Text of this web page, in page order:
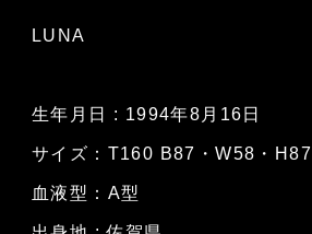
LUNA
生年月日 : 1994年8月16日
サイズ：T160 B87・W58・H87
血液型：A型